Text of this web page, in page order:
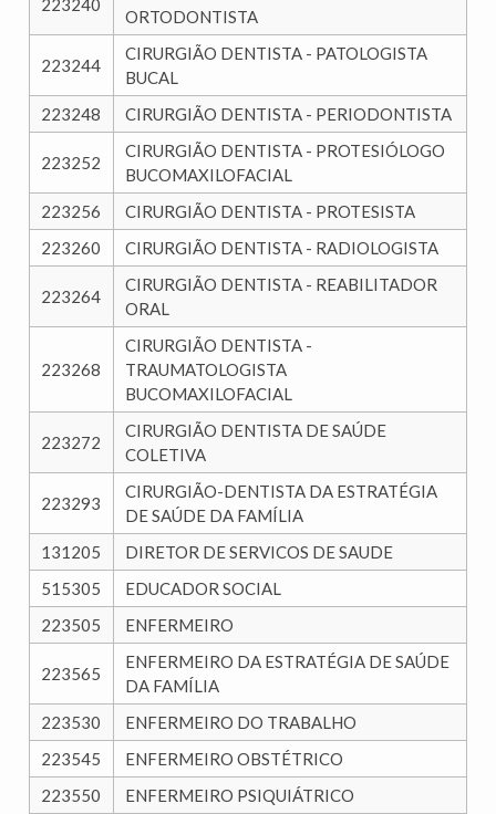
223240
ORTODONTISTA
223244
CIRURGIÃO DENTISTA - PATOLOGISTA
BUCAL
223248
CIRURGIÃO DENTISTA - PERIODONTISTA
223252
CIRURGIÃO DENTISTA - PROTESIÓLOGO
BUCOMAXILOFACIAL
223256
CIRURGIÃO DENTISTA - PROTESISTA
223260
CIRURGIÃO DENTISTA - RADIOLOGISTA
223264
CIRURGIÃO DENTISTA - REABILITADOR
ORAL
223268
CIRURGIÃO DENTISTA -
TRAUMATOLOGISTA
BUCOMAXILOFACIAL
223272
CIRURGIÃO DENTISTA DE SAÚDE
COLETIVA
223293
CIRURGIÃO-DENTISTA DA ESTRATÉGIA
DE SAÚDE DA FAMÍLIA
131205
DIRETOR DE SERVICOS DE SAUDE
515305
EDUCADOR SOCIAL
223505
ENFERMEIRO
223565
ENFERMEIRO DA ESTRATÉGIA DE SAÚDE
DA FAMÍLIA
223530
ENFERMEIRO DO TRABALHO
223545
ENFERMEIRO OBSTÉTRICO
223550
ENFERMEIRO PSIQUIÁTRICO